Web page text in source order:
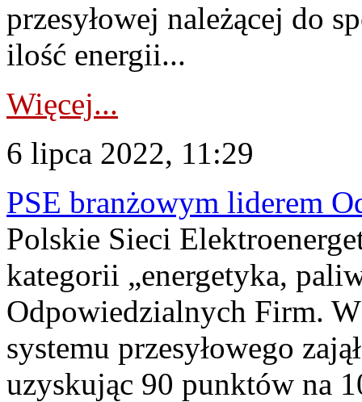
przesyłowej należącej do
ilość energii...
Więcej...
6 lipca 2022, 11:29
PSE branżowym liderem
Polskie Sieci
kategorii „energetyka,
Odpowiedzialnych Firm.
systemu przesyłowego
uzyskując 90 punktów na